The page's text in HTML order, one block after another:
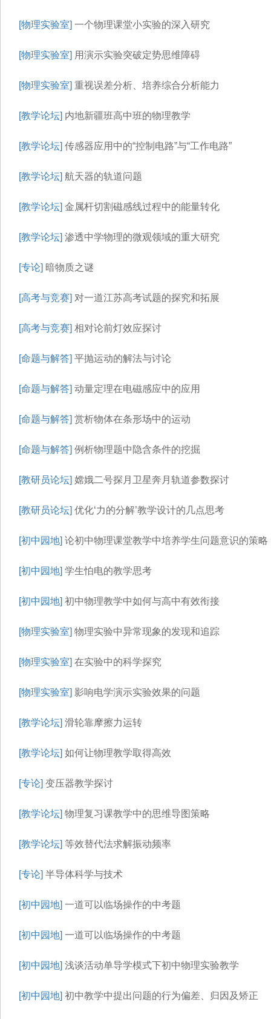
[物理实验室] 一个物理课堂小实验的深入研究
[物理实验室] 用演示实验突破定势思维障碍
[物理实验室] 重视误差分析、培养综合分析能力
[教学论坛] 内地新疆班高中班的物理教学
[教学论坛] 传感器应用中的“控制电路”与“工作电路”
[教学论坛] 航天器的轨道问题
[教学论坛] 金属杆切割磁感线过程中的能量转化
[教学论坛] 渗透中学物理的微观领域的重大研究
[专论] 暗物质之谜
[高考与竞赛] 对一道江苏高考试题的探究和拓展
[高考与竞赛] 相对论前灯效应探讨
[命题与解答] 平抛运动的解法与讨论
[命题与解答] 动量定理在电磁感应中的应用
[命题与解答] 赏析物体在条形场中的运动
[命题与解答] 例析物理题中隐含条件的挖掘
[教研员论坛] 嫦娥二号探月卫星奔月轨道参数探讨
[教研员论坛] 优化‘力的分解’教学设计的几点思考
[初中园地] 论初中物理课堂教学中培养学生问题意识的策略
[初中园地] 学生怕电的教学思考
[初中园地] 初中物理教学中如何与高中有效衔接
[物理实验室] 物理实验中异常现象的发现和追踪
[物理实验室] 在实验中的科学探究
[物理实验室] 影响电学演示实验效果的问题
[教学论坛] 滑轮靠摩擦力运转
[教学论坛] 如何让物理教学取得高效
[专论] 变压器教学探讨
[教学论坛] 物理复习课教学中的思维导图策略
[教学论坛] 等效替代法求解振动频率
[专论] 半导体科学与技术
[初中园地] 一道可以临场操作的中考题
[初中园地] 一道可以临场操作的中考题
[初中园地] 浅谈活动单导学模式下初中物理实验教学
[初中园地] 初中教学中提出问题的行为偏差、归因及矫正